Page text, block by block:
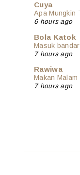
Cuya
Apa Mungkin
6 hours ago
Bola Katok
Masuk
7 hours ago
Rawiwa
Makan
7 hours ago